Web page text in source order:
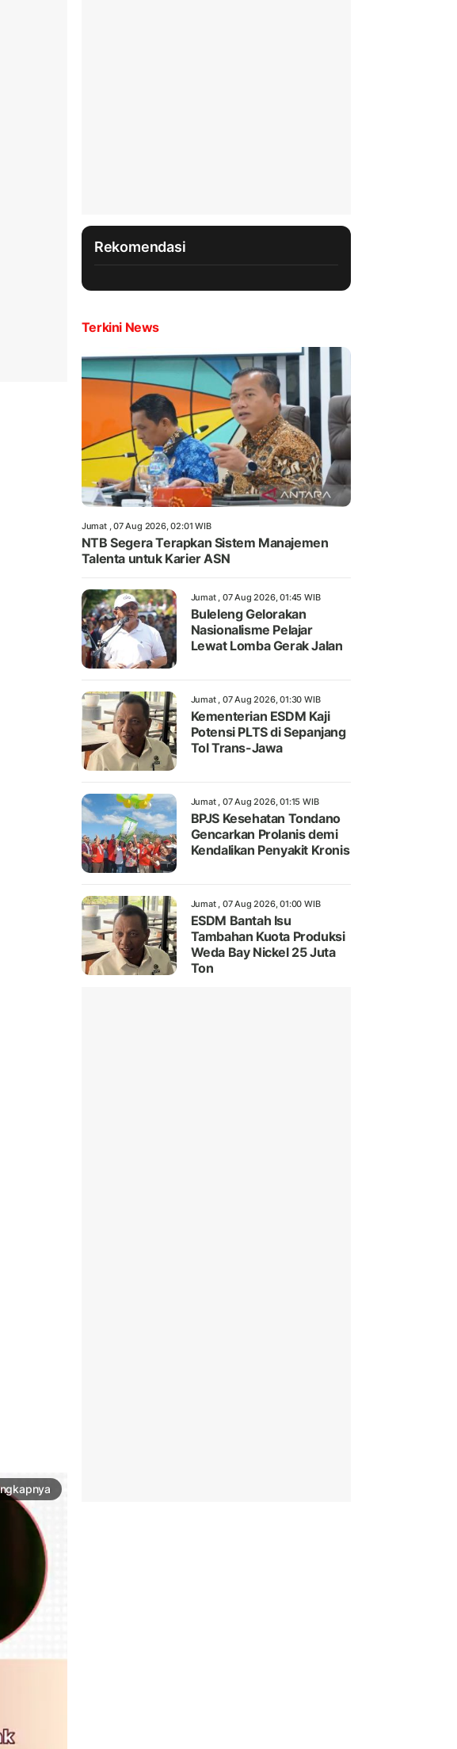
Rekomendasi
Terkini News
Jumat , 07 Aug 2026, 02:01 WIB
NTB Segera Terapkan Sistem Manajemen
Talenta untuk Karier ASN
Jumat , 07 Aug 2026, 01:45 WIB
Buleleng Gelorakan
Nasionalisme Pelajar
Lewat Lomba Gerak Jalan
Jumat , 07 Aug 2026, 01:30 WIB
Kementerian ESDM Kaji
Potensi PLTS di Sepanjang
Tol Trans-Jawa
Jumat , 07 Aug 2026, 01:15 WIB
BPJS Kesehatan Tondano
Gencarkan Prolanis demi
Kendalikan Penyakit Kronis
Jumat , 07 Aug 2026, 01:00 WIB
ESDM Bantah Isu
Tambahan Kuota Produksi
Weda Bay Nickel 25 Juta
Ton